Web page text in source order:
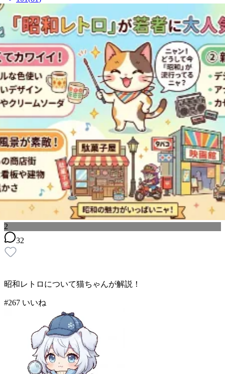
2
32
昭和レトロについて猫ちゃんが解説！
#267 いいね